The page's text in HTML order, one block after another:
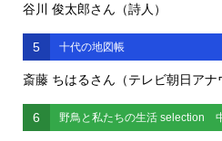
谷川 俊太郎さん（詩人）
5 十代の地図帳
斎藤 ちはるさん（テレビ朝日アナ
6 野鳥と私たちの生活 selection